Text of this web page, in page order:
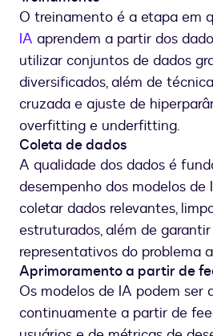
O treinamento é a etapa em
IA aprendem a partir dos
utilizar conjuntos de dados
diversificados, além de
cruzada e ajuste de
overfitting e underfitting.
Coleta de dados
A qualidade dos dados é
desempenho dos modelos de
coletar dados relevantes,
estruturados, além de
representativos do problema
Aprimoramento a partir de
Os modelos de IA podem ser
continuamente a partir de